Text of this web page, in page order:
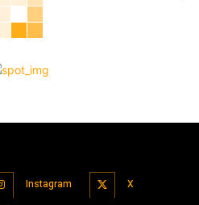
Instagram X